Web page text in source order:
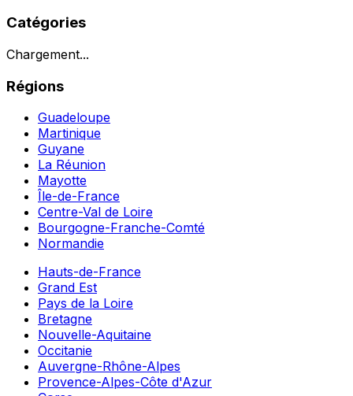
Catégories
Chargement...
Régions
Guadeloupe
Martinique
Guyane
La Réunion
Mayotte
Île-de-France
Centre-Val de Loire
Bourgogne-Franche-Comté
Normandie
Hauts-de-France
Grand Est
Pays de la Loire
Bretagne
Nouvelle-Aquitaine
Occitanie
Auvergne-Rhône-Alpes
Provence-Alpes-Côte d'Azur